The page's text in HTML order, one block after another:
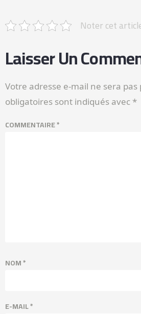
Noter cet
Laisser Un
Votre adresse e-mail ne sera pas
obligatoires sont indiqués avec *
COMMENTAIRE*
NOM*
E-MAIL*